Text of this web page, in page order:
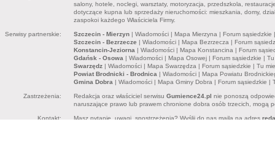
salony, hotele, noclegi, warsztaty, motoryzacja, przedszkola,
dotyczące kupna lub sprzedaży nieruchomości: mieszkania, domy,
zaspokoi każdego Właściciela Firmy.
Serwisy partnerskie: Szczecin - Mierzyn | Wiadomości | Mapa Mierzyna | Forum sąsiedzkie
Szczecin - Bezrzecze | Wiadomości | Mapa Bezrzecza | Forum
Konstancin-Jeziorna | Wiadomości | Mapa Konstancina | Forum
Gdańsk - Osowa | Wiadomości | Mapa Osowej | Forum sąsiedzkie |
Swarzędz | Wiadomości | Mapa Swarzędza | Forum sąsiedzkie | Tu
Powiat Brodnicki - Brodnica | Wiadomości | Mapa Powiatu
Gmina Dobra | Wiadomości | Mapa Gminy Dobra | Forum sąsiedzkie |
Zastrzeżenia: Redakcja oraz właściciel serwisu Gumience24.pl nie ponoszą
naruszające prawo lub prawem chronione dobra osób trzecich, mogą
Kontakt: Masz pytanie, uwagi, spostrzeżenia? Wyślij do nas maila na adres